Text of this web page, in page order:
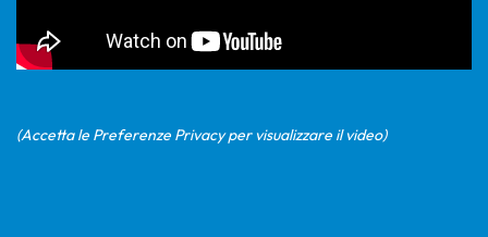
(Accetta le Preferenze Privacy per visualizzare il video)